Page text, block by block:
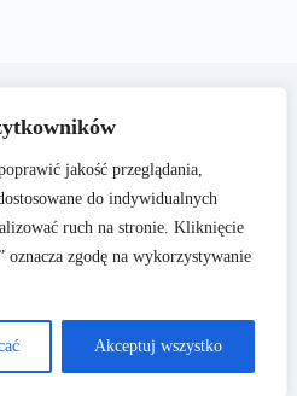
jakość przeglądania,
do indywidualnych
ruch na stronie. Kliknięcie
zgodę na wykorzystywanie
Akceptuj wszystko
karnego, cywilnego,
informacji, praktycznych
czytelników w
prawnych i